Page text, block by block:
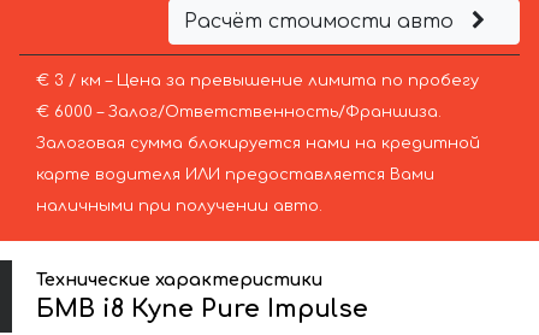
Расчёт стоимости авто
€ 3 / км – Цена за превышение лимита по пробегу
€ 6000 – Залог/Ответственность/Франшиза.
Залоговая сумма блокируется нами на кредитной
карте водителя ИЛИ предоставляется Вами
наличными при получении авто.
Технические характеристики
БМВ i8 Купе Pure Impulse